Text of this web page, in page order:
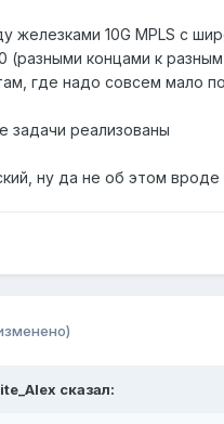
железками 10G MPLS с
(разными концами к
где надо совсем мало
задачи реализованы
ну да не об этом вроде
сказал: